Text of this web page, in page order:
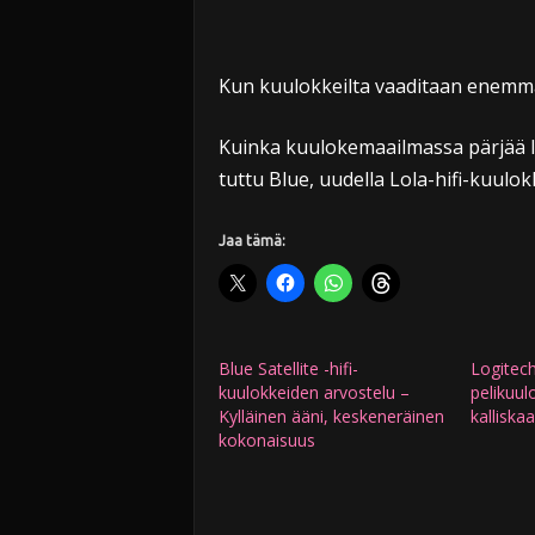
Kun kuulokkeilta vaaditaan
Kuinka kuulokemaailmassa
tuttu Blue, uudella Lola-hifi-
Jaa tämä:
Blue Satellite -hifi-
kuulokkeiden arvostelu –
Kylläinen ääni, keskeneräinen
kokonaisuus